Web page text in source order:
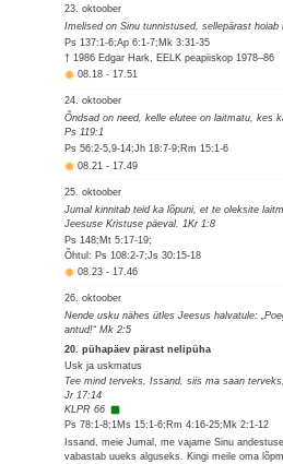
23. oktoober
Imelised on Sinu tunnistused, sellepärast hoiab
Ps 137:1-6;Ap 6:1-7;Mk 3:31-35
† 1986 Edgar Hark, EELK peapiiskop 1978–86
08.18-17.51
24. oktoober
Õndsad on need, kelle elutee on laitmatu, kes
Ps 119:1
Ps 56:2-5,9-14;Jh 18:7-9;Rm 15:1-6
08.21-17.49
25. oktoober
Jumal kinnitab teid ka lõpuni, et te oleksite
Jeesuse Kristuse päeval. 1Kr 1:8
Ps 148;Mt 5:17-19;
Õhtul: Ps 108:2-7;Js 30:15-18
08.23-17.46
26. oktoober
Nende usku nähes ütles Jeesus halvatule:
antud!“ Mk 2:5
20. pühapäev pärast nelipüha
Usk ja uskmatus
Tee mind terveks, Issand, siis ma saan
Jr 17:14
KLPR 66
Ps 78:1-8;1Ms 15:1-6;Rm 4:16-25;Mk 2:1-12
Issand, meie Jumal, me vajame Sinu
vabastab uueks alguseks. Kingi meile oma